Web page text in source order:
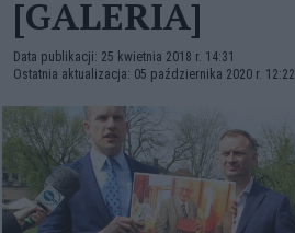
[GALERIA]
Data publikacji: 25 kwietnia 2018 r. 14:31
Ostatnia aktualizacja: 05 października 2020 r. 12:22